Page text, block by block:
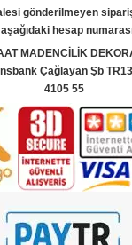
gönderilmeyen
hesap
MADENCİLİK
Çağlayan Şb
4105 55